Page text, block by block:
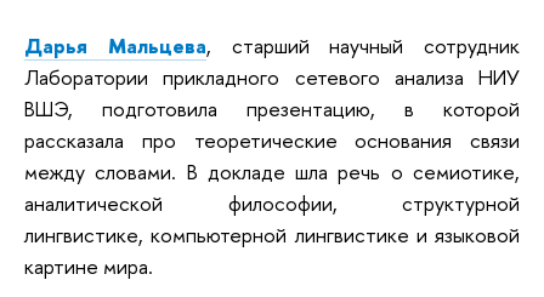
Дарья Мальцева, старший научный сотрудник
Лаборатории прикладного сетевого анализа НИУ
ВШЭ, подготовила презентацию, в которой
рассказала про теоретические основания связи
между словами. В докладе шла речь о семиотике,
аналитической философии, структурной
лингвистике, компьютерной лингвистике и языковой
картине мира.